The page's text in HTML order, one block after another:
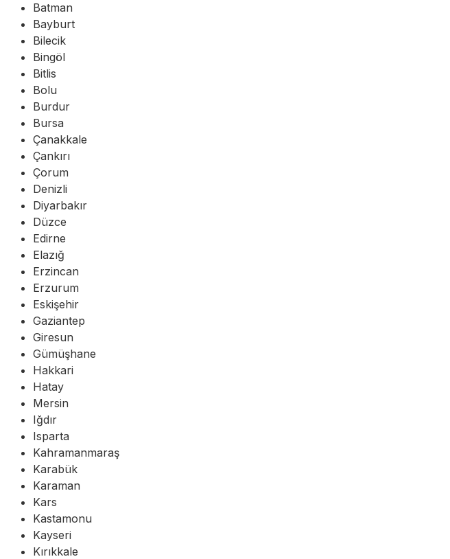
Batman
Bayburt
Bilecik
Bingöl
Bitlis
Bolu
Burdur
Bursa
Çanakkale
Çankırı
Çorum
Denizli
Diyarbakır
Düzce
Edirne
Elazığ
Erzincan
Erzurum
Eskişehir
Gaziantep
Giresun
Gümüşhane
Hakkari
Hatay
Mersin
Iğdır
Isparta
Kahramanmaraş
Karabük
Karaman
Kars
Kastamonu
Kayseri
Kırıkkale